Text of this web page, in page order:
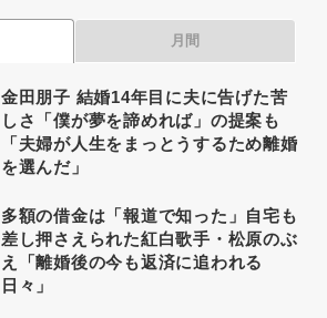
月間
金田朋子 結婚14年目に夫に告げた苦
しさ「僕が夢を諦めれば」の提案も
「夫婦が人生をまっとうするため離婚
を選んだ」
多額の借金は「報道で知った」自宅も
差し押さえられた紅白歌手・松原のぶ
え「離婚後の今も返済に追われる
日々」